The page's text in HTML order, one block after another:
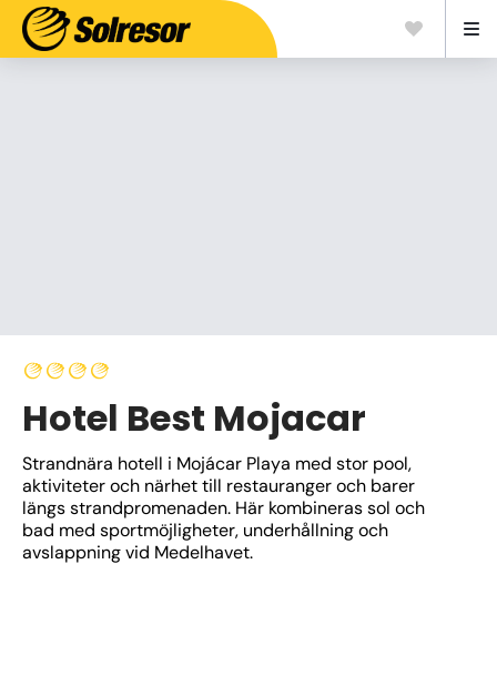
Hotel Best Mojacar
Strandnära hotell i Mojácar Playa med stor pool,
aktiviteter och närhet till restauranger och barer
längs strandpromenaden. Här kombineras sol och
bad med sportmöjligheter, underhållning och
avslappning vid Medelhavet.